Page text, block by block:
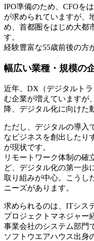
IPO準備のため、CFOを
が求められていますが、
め、首都圏をはじめ大都
す。
経験豊富な55歳前後の方
幅広い業種・規模の
近年、DX（デジタルト
む企業が増えていますが
降、デジタル化に向けた
ただし、デジタルの導入
なビジネスを創出したり
が現状です。
リモートワーク体制の確
ど、デジタル化の第一歩
取り組みが中心。こうし
ニーズがあります。
求められるのは、ITシス
プロジェクトマネジャー
事業会社のシステム部門
ソフトウエアハウス出身